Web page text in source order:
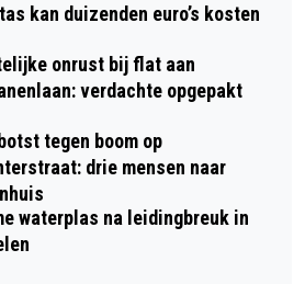
kan duizenden euro’s kosten
onrust bij flat aan
verdachte opgepakt
tegen boom op
drie mensen naar
waterplas na leidingbreuk in